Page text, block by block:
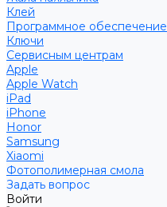
Клей
Программное обеспечение
Ключи
Сервисным центрам
Apple
Apple Watch
iPad
iPhone
Honor
Samsung
Xiaomi
Фотополимерная смола
Задать вопрос
Войти